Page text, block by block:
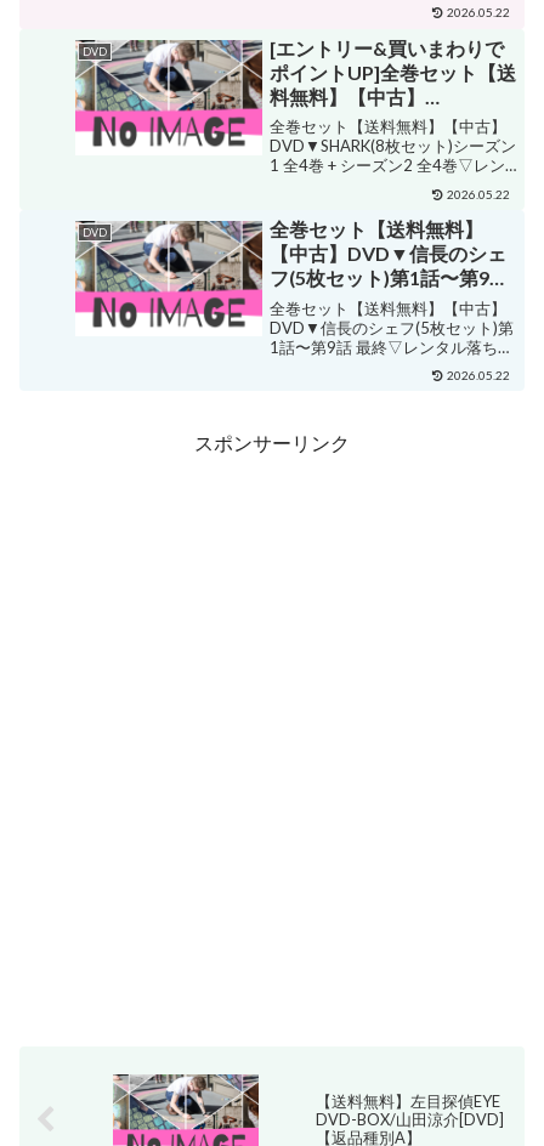
2026.05.22
DVD
[エントリー&買いまわりで
ポイントUP]全巻セット【送
料無料】【中古】
DVD▼SHARK(8枚セット)シ
ーズン1 全4巻 + シーズン2
全4巻▽レンタル落ち
全巻セット【送料無料】【中古】
DVD▼SHARK(8枚セット)シーズン
1 全4巻 + シーズン2 全4巻▽レン
タル落ち 販売価格¥19,999ショッ
プ名遊ING長崎三重店ジャンル青
春購入する 邦画 ・平野紫耀・山下
リオ・濱田崇裕・松村北斗・...
2026.05.22
DVD
全巻セット【送料無料】
【中古】DVD▼信長のシェ
フ(5枚セット)第1話〜第9話
最終▽レンタル落ち
全巻セット【送料無料】【中古】
DVD▼信長のシェフ(5枚セット)第
1話〜第9話 最終▽レンタル落ち
販売価格¥7,148ショップ名遊ING
楽天市場店ジャンル青春購入する
きたろう...
2026.05.22
スポンサーリンク
【送料無料】左目探偵EYE
DVD-BOX/山田涼介[DVD]
【返品種別A】